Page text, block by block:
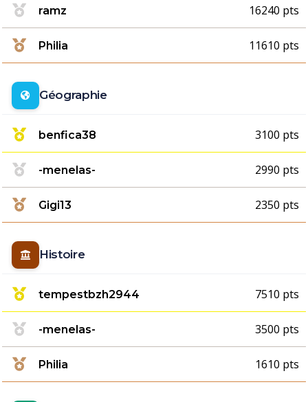
ramz 16240 pts
Philia 11610 pts
Géographie
benfica38 3100 pts
-menelas- 2990 pts
Gigi13 2350 pts
Histoire
tempestbzh2944 7510 pts
-menelas- 3500 pts
Philia 1610 pts